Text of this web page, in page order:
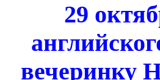
29
вечеринку